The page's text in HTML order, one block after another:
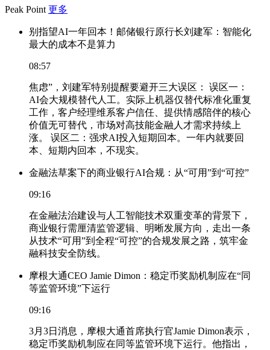
Peak Point 更多
别指望AI一年回本！邮储银行原行长刘建军：智能化
最大的成本不是算力
08:57
焦虑”，刘建军特别提醒要避开三大误区： 误区一：
AI会大规模替代人工。实际上机器仅替代标准化重复
工作，客户经理维系客户信任、提供情感陪伴的核心
价值无可替代，市场对高技能金融人才需求持续上
涨。 误区二：强求AI投入短期回本。一年内就要回
本、短期内回本，不现实。
金融法草案下的商业银行AI合规：从“可用”到“可控”
09:16
在金融法治建设与人工智能技术双重变革的背景下，
商业银行需厘清监管逻辑、明晰发展方向，走出一条
从技术“可用”到全程“可控”的合规发展之路，筑牢金
融科技安全防线。
摩根大通CEO Jamie Dimon：稳定币奖励机制应在“同
等监管环境”下运行
09:16
3月3日消息，摩根大通首席执行官Jamie Dimon表示，
稳定币奖励机制应在同等监管环境下运行。他指出，